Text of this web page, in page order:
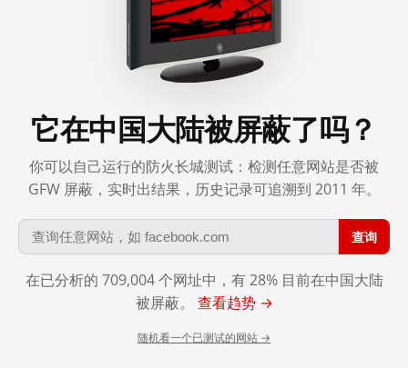
它在中国大陆被屏蔽了吗？
你可以自己运行的防火长城测试：检测任意网站是否被
GFW 屏蔽，实时出结果，历史记录可追溯到 2011 年。
查询
在已分析的 709,004 个网址中，有 28% 目前在中国大陆
被屏蔽。 查看趋势 →
随机看一个已测试的网站 →